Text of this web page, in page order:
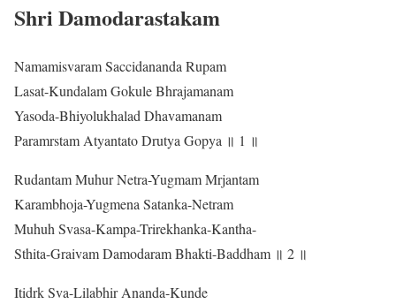
Shri Damodarastakam
Namamisvaram Saccidananda Rupam
Lasat-Kundalam Gokule Bhrajamanam
Yasoda-Bhiyolukhalad Dhavamanam
Paramrstam Atyantato Drutya Gopya ॥ 1 ॥
Rudantam Muhur Netra-Yugmam Mrjantam
Karambhoja-Yugmena Satanka-Netram
Muhuh Svasa-Kampa-Trirekhanka-Kantha-
Sthita-Graivam Damodaram Bhakti-Baddham ॥ 2 ॥
Itidrk Sva-Lilabhir Ananda-Kunde